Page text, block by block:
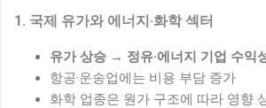
1. 국제 유가와 에너지·화학 섹터
유가 상승 → 정유·에너지 기업 수익
항공·운송업에는 비용 부담 증가
화학 업종은 원가 구조에 따라 영향